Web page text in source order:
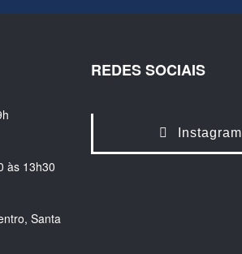
às 13h30
Santa
REDES SOCIAIS
Instagram